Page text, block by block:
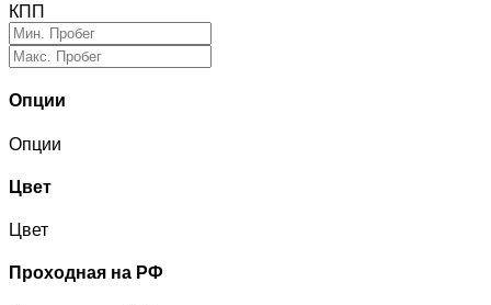
КПП
Опции
Опции
Цвет
Цвет
Проходная на РФ